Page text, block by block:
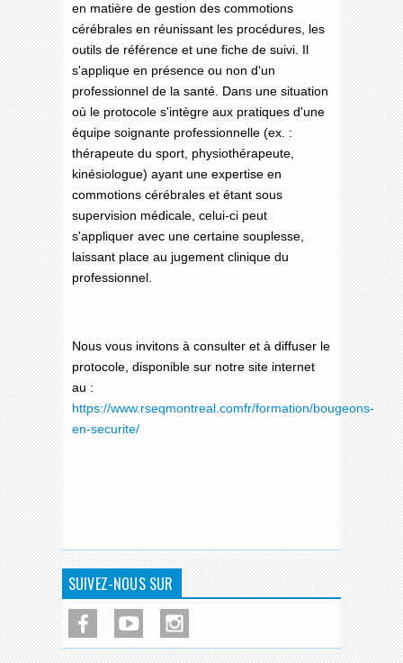
en matière de gestion des commotions
cérébrales en réunissant les procédures, les
outils de référence et une fiche de suivi. Il
s'applique en présence ou non d'un
professionnel de la santé. Dans une situation
où le protocole s'intègre aux pratiques d'une
équipe soignante professionnelle (ex. :
thérapeute du sport, physiothérapeute,
kinésiologue) ayant une expertise en
commotions cérébrales et étant sous
supervision médicale, celui-ci peut
s'appliquer avec une certaine souplesse,
laissant place au jugement clinique du
professionnel.
Nous vous invitons à consulter et à diffuser le
protocole, disponible sur notre site internet
au :
https://www.rseqmontreal.comfr/formation/bougeons-
en-securite/
SUIVEZ-NOUS SUR